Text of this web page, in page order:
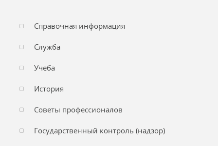
Справочная информация
Служба
Учеба
История
Советы профессионалов
Государственный контроль (надзор)